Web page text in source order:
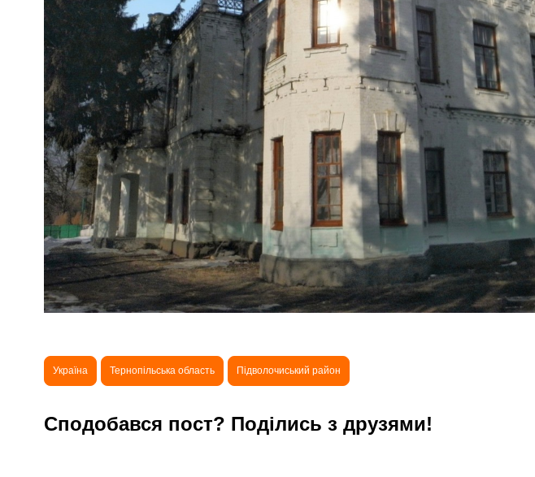
Україна Тернопільська область Підволочиський район
Сподобався пост? Поділись з друзями!